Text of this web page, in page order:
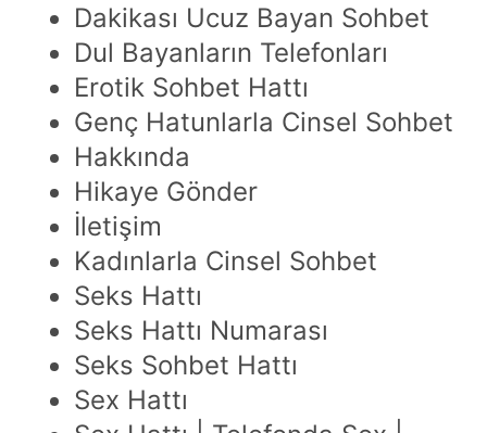
Dakikası Ucuz Bayan Sohbet
Dul Bayanların Telefonları
Erotik Sohbet Hattı
Genç Hatunlarla Cinsel Sohbet
Hakkında
Hikaye Gönder
İletişim
Kadınlarla Cinsel Sohbet
Seks Hattı
Seks Hattı Numarası
Seks Sohbet Hattı
Sex Hattı